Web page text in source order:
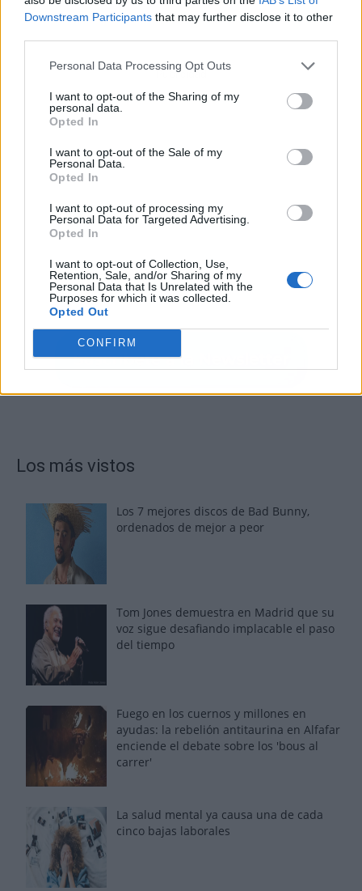
Downstream Participants that may further disclose it to other
Personal Data Processing Opt Outs
I want to opt-out of the Sharing of my
personal data.
Opted In
I want to opt-out of the Sale of my
Personal Data.
Opted In
I want to opt-out of processing my
Personal Data for Targeted Advertising.
Opted In
I want to opt-out of Collection, Use,
Retention, Sale, and/or Sharing of my
Personal Data that Is Unrelated with the
Purposes for which it was collected.
Opted Out
CONFIRM
Publicidad
Los más vistos
Los 7 mejores discos de Bad Bunny,
ordenados de mejor a peor
Tom Jones demuestra en Madrid que su
voz sigue desafiando implacable el paso
del tiempo
Fuego en los cuernos y millones en
ayudas: la rebelión antitaurina en Alfafar
enciende el debate sobre los 'bous al
carrer'
La salud mental ya causa una de cada
cinco bajas laborales